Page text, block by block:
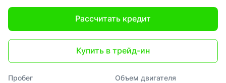
Рассчитать кредит
Купить в трейд-ин
Пробег Объем двигателя